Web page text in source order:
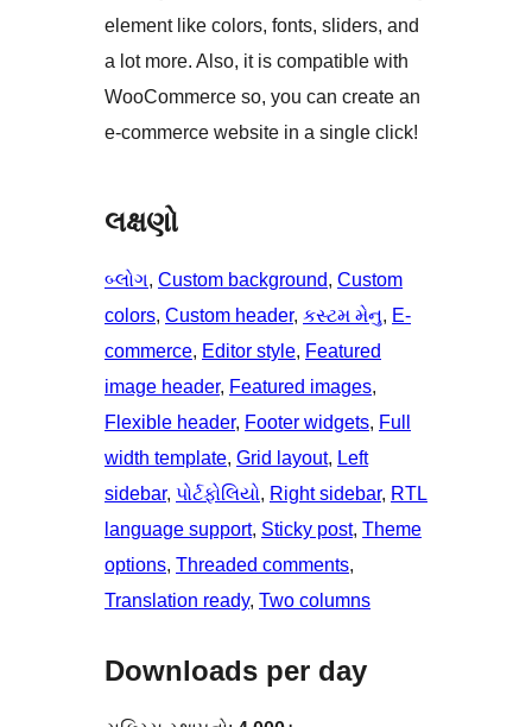
element like colors, fonts, sliders, and
a lot more. Also, it is compatible with
WooCommerce so, you can create an
e-commerce website in a single click!
લક્ષણો
બ્લોગ, Custom background, Custom
colors, Custom header, કસ્ટમ મેનુ, E-
commerce, Editor style, Featured
image header, Featured images
Flexible header, Footer widgets, Full
width template, Grid layout, Left
sidebar, પોર્ટફોલિયો, Right sidebar, RTL
language support, Sticky post, Theme
options, Threaded comments
Translation ready, Two columns
Downloads per day